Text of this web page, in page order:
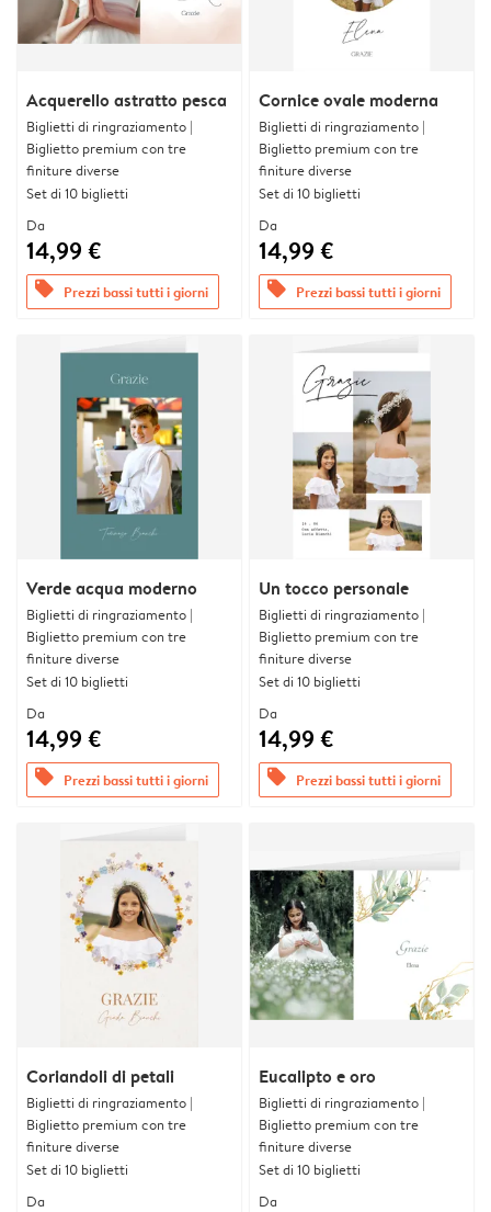
Acquerello astratto pesca
Biglietti di ringraziamento |
Biglietto premium con tre
finiture diverse
Set di 10 biglietti
Da
14,99 €
offers Prezzi bassi tutti i giorni
Cornice ovale moderna
Biglietti di ringraziamento |
Biglietto premium con tre
finiture diverse
Set di 10 biglietti
Da
14,99 €
offers Prezzi bassi tutti i giorni
Verde acqua moderno
Biglietti di ringraziamento |
Biglietto premium con tre
finiture diverse
Set di 10 biglietti
Da
14,99 €
offers Prezzi bassi tutti i giorni
Un tocco personale
Biglietti di ringraziamento |
Biglietto premium con tre
finiture diverse
Set di 10 biglietti
Da
14,99 €
offers Prezzi bassi tutti i giorni
Coriandoli di petali
Biglietti di ringraziamento |
Biglietto premium con tre
finiture diverse
Set di 10 biglietti
Da
Eucalipto e oro
Biglietti di ringraziamento |
Biglietto premium con tre
finiture diverse
Set di 10 biglietti
Da